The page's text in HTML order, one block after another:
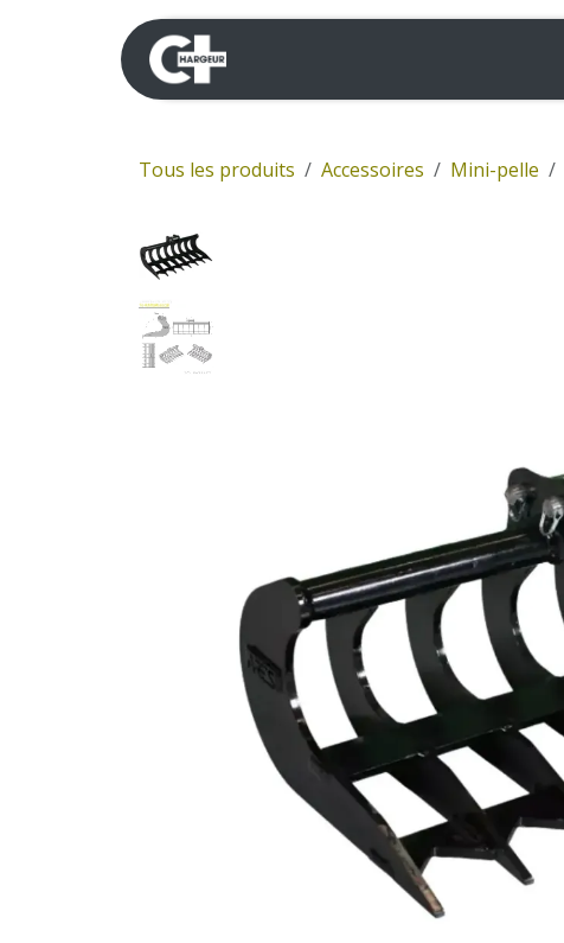
Se rendre au contenu
Tous les produits Accessoires Mini-pelle